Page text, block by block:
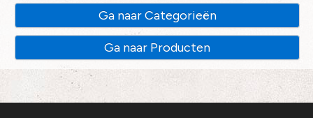
Ga naar Categorieën
Ga naar Producten